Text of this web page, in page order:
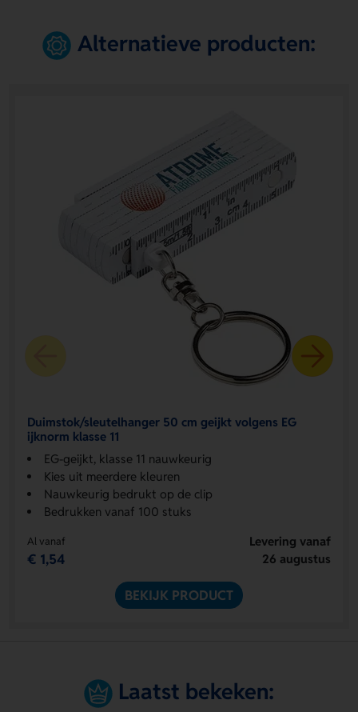
Alternatieve producten:
Duimstok/sleutelhanger 50 cm geijkt volgens EG
ijknorm klasse 11
EG-geijkt, klasse 11 nauwkeurig
Kies uit meerdere kleuren
Nauwkeurig bedrukt op de clip
Bedrukken vanaf 100 stuks
Al vanaf
€ 1,54
Levering vanaf
26 augustus
BEKIJK PRODUCT
Laatst bekeken: